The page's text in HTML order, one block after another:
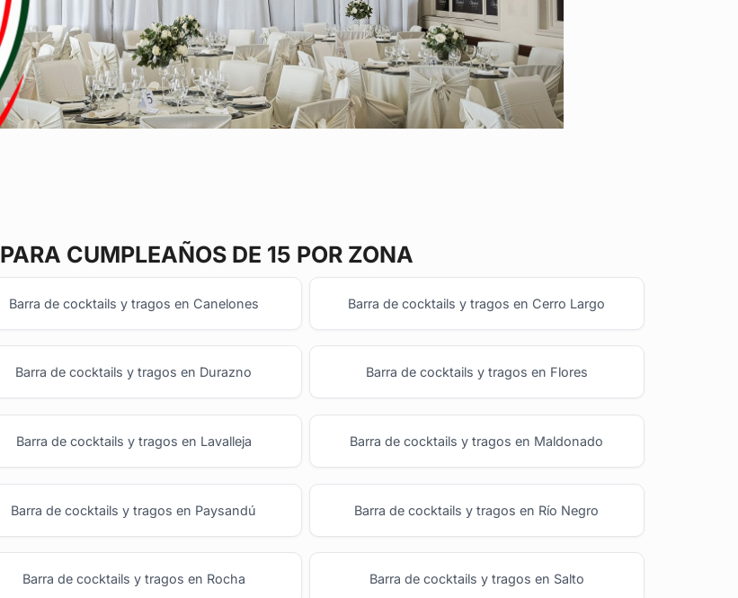
PARA CUMPLEAÑOS DE 15 POR ZONA
Barra de cocktails y tragos en Canelones Barra de cocktails y tragos en Cerro Largo
Barra de cocktails y tragos en Durazno Barra de cocktails y tragos en Flores
Barra de cocktails y tragos en Lavalleja Barra de cocktails y tragos en Maldonado
Barra de cocktails y tragos en Paysandú Barra de cocktails y tragos en Río Negro
Barra de cocktails y tragos en Rocha Barra de cocktails y tragos en Salto